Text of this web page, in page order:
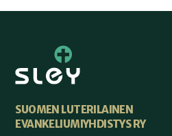
SUOMEN LUTERILAINEN
EVANKELIUMIYHDISTYS RY